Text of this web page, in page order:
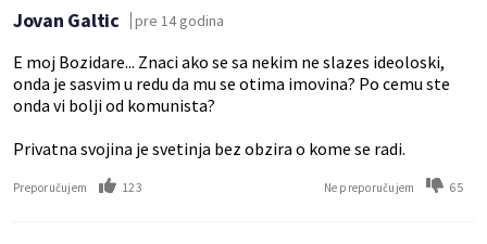
Jovan Galtic pre 14 godina
E moj Bozidare... Znaci ako se sa nekim ne slazes ideoloski,
onda je sasvim u redu da mu se otima imovina? Po cemu ste
onda vi bolji od komunista?
Privatna svojina je svetinja bez obzira o kome se radi.
Preporučujem 123 Ne preporučujem 65